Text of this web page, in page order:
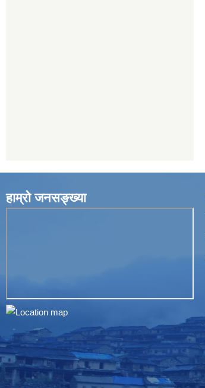
हाम्रो जनसङ्ख्या